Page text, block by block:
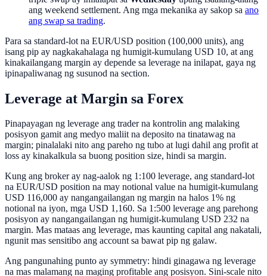
ang weekend settlement. Ang mga mekanika ay sakop sa ano
ang swap sa trading.
Para sa standard-lot na EUR/USD position (100,000 units), ang
isang pip ay nagkakahalaga ng humigit-kumulang USD 10, at ang
kinakailangang margin ay depende sa leverage na inilapat, gaya ng
ipinapaliwanag ng susunod na section.
Leverage at Margin sa Forex
Pinapayagan ng leverage ang trader na kontrolin ang malaking
posisyon gamit ang medyo maliit na deposito na tinatawag na
margin; pinalalaki nito ang pareho ng tubo at lugi dahil ang profit at
loss ay kinakalkula sa buong position size, hindi sa margin.
Kung ang broker ay nag-aalok ng 1:100 leverage, ang standard-lot
na EUR/USD position na may notional value na humigit-kumulang
USD 116,000 ay nangangailangan ng margin na halos 1% ng
notional na iyon, mga USD 1,160. Sa 1:500 leverage ang parehong
posisyon ay nangangailangan ng humigit-kumulang USD 232 na
margin. Mas mataas ang leverage, mas kaunting capital ang nakatali,
ngunit mas sensitibo ang account sa bawat pip ng galaw.
Ang pangunahing punto ay symmetry: hindi ginagawa ng leverage
na mas malamang na maging profitable ang posisyon. Sini-scale nito